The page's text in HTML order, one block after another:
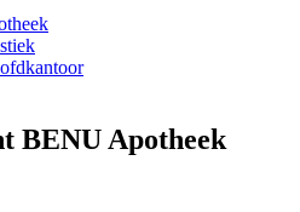
BENU Apotheek